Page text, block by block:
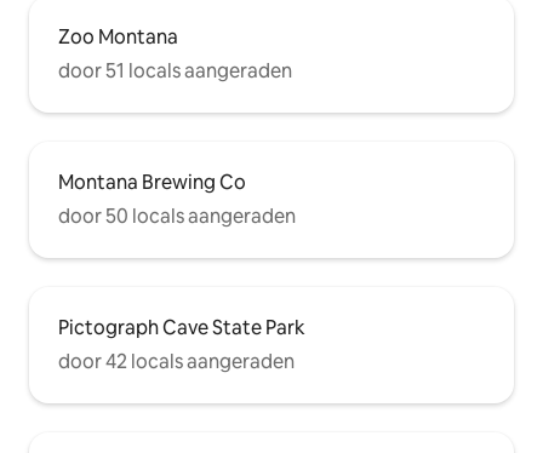
Zoo Montana
door 51 locals aangeraden
Montana Brewing Co
door 50 locals aangeraden
Pictograph Cave State Park
door 42 locals aangeraden